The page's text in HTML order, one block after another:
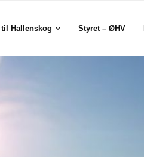
Hallenskog Styret – ØHV